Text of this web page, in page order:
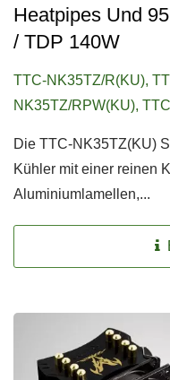
Heatpipes Und
/ TDP 140W
TTC-NK35TZ/R(KU),
NK35TZ/RPW(KU),
Die TTC-NK35TZ(KU)
Kühler mit einer reinen
Aluminiumlamellen,...